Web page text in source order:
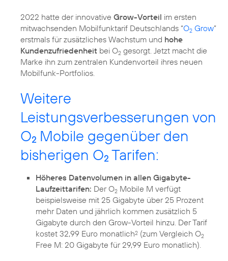
2022 hatte der innovative Grow-Vorteil im ersten
mitwachsenden Mobilfunktarif Deutschlands “O2 Grow”
erstmals für zusätzliches Wachstum und hohe
Kundenzufriedenheit bei O2 gesorgt. Jetzt macht die
Marke ihn zum zentralen Kundenvorteil ihres neuen
Mobilfunk-Portfolios.
Weitere
Leistungsverbesserungen von
O2 Mobile gegenüber den
bisherigen O2 Tarifen:
Höheres Datenvolumen in allen Gigabyte-
Laufzeittarifen: Der O2 Mobile M verfügt
beispielsweise mit 25 Gigabyte über 25 Prozent
mehr Daten und jährlich kommen zusätzlich 5
Gigabyte durch den Grow-Vorteil hinzu. Der Tarif
kostet 32,99 Euro monatlich2 (zum Vergleich O2
Free M: 20 Gigabyte für 29,99 Euro monatlich).